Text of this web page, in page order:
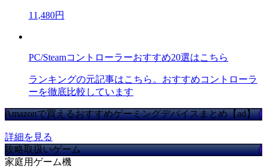
11,480円
PC/Steamコントローラーおすすめ20選はこちら
ランキングの元記事はこちら。おすすめコントローラ
ーを徹底比較しています
Amazonで買えるおすすめゲーミングデバイスまとめ【ad】
詳細を見る
攻略取扱いゲーム
家庭用ゲーム機